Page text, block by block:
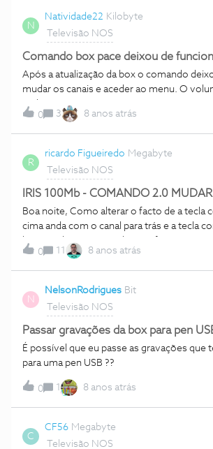
N
Natividade22 Kilobyte
Televisão NOS
Comando box pace deixou de
Após a atualização da box o comando
mudar os canais e aceder ao menu. O
teclas numérica.
0
3 8 anos atrás
R
ricardo Figueiredo Megabyte
Televisão NOS
IRIS 100Mb - COMANDO 2.0
Boa noite, Como alterar o facto de a tecla
cima anda com o canal para trás e a tecla
baixo anda com o canal para a frente, ou
contrário.... Cumprimentos
0 11 8 anos atrás
N
NelsonRodrigues Bit
Televisão NOS
Passar gravações da box para pen
É possível que eu passe as gravações que
para uma pen USB ??
0 1 8 anos atrás
C
CF56 Megabyte
Televisão NOS